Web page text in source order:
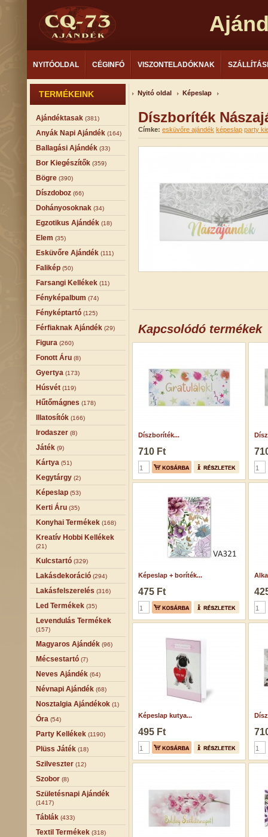
NYITÓOLDAL CÉGINFÓ VISZONTELADÓKNAK
TERMÉKEINK
Ajándéktasak (381)
Anyák Napi Ajándék (164)
Ballagási Ajándék (33)
Bor Kiegészítők (359)
Bögre (390)
Díszdoboz (66)
Dohányosoknak (34)
Egzotikus Ajándék (18)
Elem (35)
Esküvőre Ajándék (111)
Falikép (50)
Farsangi Kellékek (11)
Fényképalbum (74)
Fényképtartó (125)
Férfiaknak Ajándék (29)
Figura (260)
Fonott Áru (8)
Gyertya (173)
Húsvét (119)
Hűtőmágnes (178)
Illatosítók (166)
Irodaszer (8)
Játék (9)
Kártya (51)
Kegytárgy (2)
Képeslap (53)
Kerti Áru (35)
Konyhai Termékek (168)
Kreatív Hobbi Kellékek
(21)
Kulcstartó (329)
Lakásdekoráció (294)
Lakásfelszerelés (316)
Led Termékek (35)
Levendulás Termékek
(157)
Magyaros Ajándék (96)
Mécsestartó (7)
Neves Ajándék (64)
Névnapi Ajándék (68)
Nosztalgia Ajándékok (1)
Óra (54)
Party Kellékek (1190)
Plüss Játék (18)
Szilveszter (12)
Szobor (8)
Születésnapi Ajándék
(1417)
Táblák (433)
Textil Termékek (318)
Nyitó oldal Képeslap
Díszboríték
Címke: esküvőre ajándék képeslap party
Kapcsolódó termékek
Díszboríték...
710 Ft
Képeslap + boríték...
475 Ft
Képeslap kutya...
495 Ft